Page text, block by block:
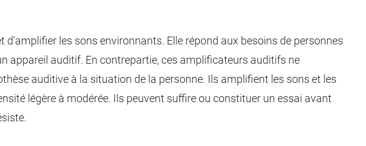
les sons environnants. Elle répond aux besoins de personnes
appareil auditif. En contrepartie, ces amplificateurs auditifs ne
auditive à la situation de la personne. Ils amplifient les sons et les
légère à modérée. Ils peuvent suffire ou constituer un essai avant